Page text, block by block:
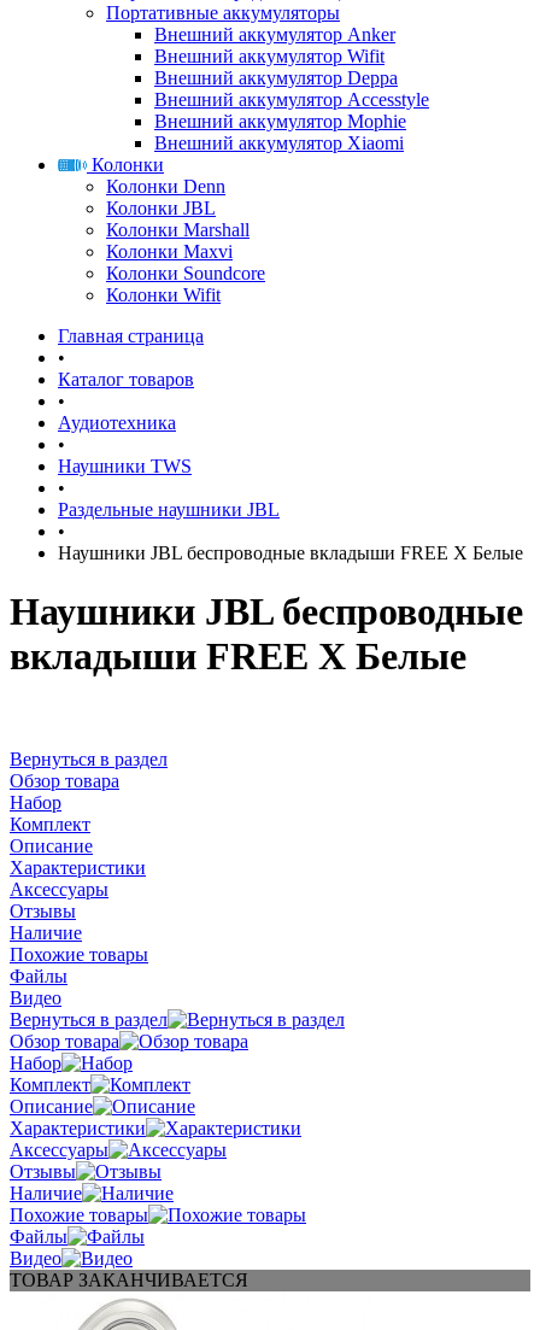
Портативные аккумуляторы
Внешний аккумулятор Anker
Внешний аккумулятор Wifit
Внешний аккумулятор Deppa
Внешний аккумулятор Accesstyle
Внешний аккумулятор Mophie
Внешний аккумулятор Xiaomi
Колонки
Колонки Denn
Колонки JBL
Колонки Marshall
Колонки Maxvi
Колонки Soundcore
Колонки Wifit
Главная страница
•
Каталог товаров
•
Аудиотехника
•
Наушники TWS
•
Раздельные наушники JBL
•
Наушники JBL беспроводные вкладыши FREE X Белые
Наушники JBL беспроводные
вкладыши FREE X Белые
Вернуться в раздел
Обзор товара
Набор
Комплект
Описание
Характеристики
Аксессуары
Отзывы
Наличие
Похожие товары
Файлы
Видео
Вернуться в раздел
Обзор товара
Набор
Комплект
Описание
Характеристики
Аксессуары
Отзывы
Наличие
Похожие товары
Файлы
Видео
ТОВАР ЗАКАНЧИВАЕТСЯ